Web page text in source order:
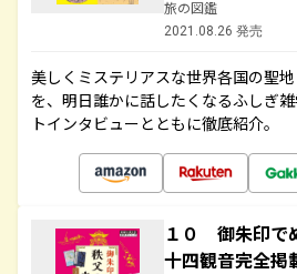
旅の図鑑
2021.08.26 発売
美しくミステリアスな世界各国の聖
を、明日誰かに話したくなるふしぎ
トインタビューとともに徹底紹介。
１０ 御朱印で
十四観音完全